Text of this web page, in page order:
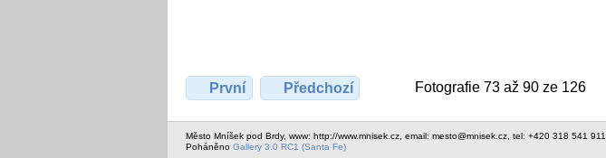
První Předchozí Fotografie 73 až 90 ze 126
Město Mníšek pod Brdy, www: http://www.mnisek.cz, email: mesto@mnisek.cz, tel: +420 318 541 911
Poháněno Gallery 3.0 RC1 (Santa Fe)